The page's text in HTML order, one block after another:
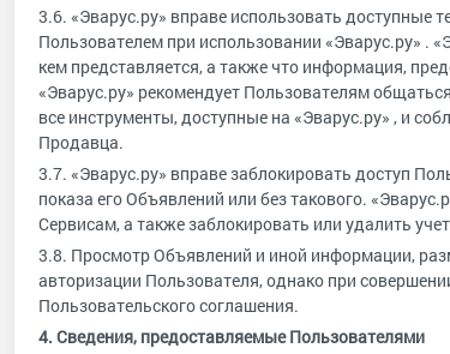
3.6. «Эварус.ру» вправе использовать доступные
Пользователем при использовании «Эварус.ру» .
кем представляется, а также что информация,
«Эварус.ру» рекомендует Пользователям
все инструменты, доступные на «Эварус.ру» , и
Продавца.
3.7. «Эварус.ру» вправе заблокировать доступ
показа его Объявлений или без такового.
Сервисам, а также заблокировать или удалить
3.8. Просмотр Объявлений и иной информации,
авторизации Пользователя, однако при
Пользовательского соглашения.
4. Сведения, предоставляемые Пользователями